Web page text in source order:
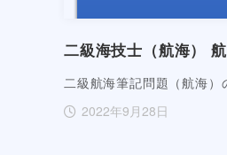
二級海技士（航海）
二級航海筆記問題（航海
2022年9月28日